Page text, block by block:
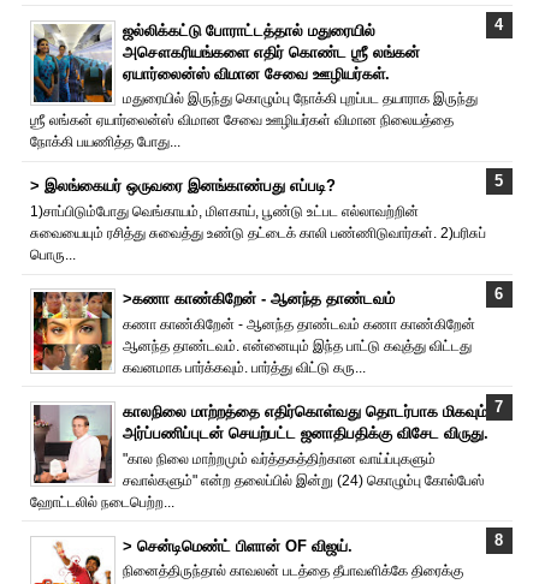
ஜல்லிக்கட்டு போராட்டத்தால் மதுரையில்
அசௌகரியங்களை எதிர் கொண்ட ஶ்ரீ லங்கன்
ஏயார்லைன்ஸ் விமான சேவை ஊழியர்கள்.
மதுரையில் இருந்து கொழும்பு நோக்கி புறப்பட தயாராக இருந்து
ஶ்ரீ லங்கன் ஏயார்லைன்ஸ் விமான சேவை ஊழியர்கள் விமான நிலையத்தை
நோக்கி பயணித்த போது...
> இலங்கையர் ஒருவரை இனங்காண்பது எப்படி?
1)சாப்பிடும்போது வெங்காயம், மிளகாய், பூண்டு உட்பட எல்லாவற்றின்
சுவையையும் ரசித்து சுவைத்து உண்டு தட்டைக் காலி பண்ணிடுவார்கள். 2)பரிசுப்
பொரு...
>கணா காண்கிறேன் - ஆனந்த தாண்டவம்
கணா காண்கிறேன் - ஆனந்த தாண்டவம் கணா காண்கிறேன்
ஆனந்த தாண்டவம். என்னையும் இந்த பாட்டு கவுத்து விட்டது
கவனமாக பார்க்கவும். பார்த்து விட்டு கரு...
காலநிலை மாற்றத்தை எதிர்கொள்வது தொடர்பாக மிகவும்
அர்ப்பணிப்புடன் செயற்பட்ட ஜனாதிபதிக்கு விசேட விருது.
"கால நிலை மாற்றமும் வர்த்தகத்திற்கான வாய்ப்புகளும்
சவால்களும்" என்ற தலைப்பில் இன்று (24) கொழும்பு கோல்பேஸ்
ஹோட்டலில் நடைபெற்ற...
> சென்டிமெண்ட் பிளான் OF விஜய்.
நினைத்திருந்தால் காவலன் படத்தை தீபாவளிக்கே திரைக்கு